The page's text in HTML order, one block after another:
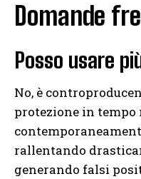
Domande
Posso usare
No, è
protezione in tempo
rallentando
generando falsi